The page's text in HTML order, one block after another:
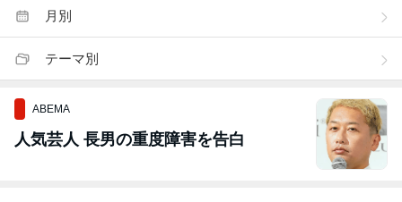
月別
テーマ別
ABEMA
人気芸人 長男の重度障害を告白